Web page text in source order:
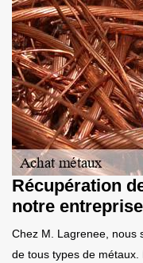
Récupération
notre
Chez M. Lagrenee, nous
de tous types de